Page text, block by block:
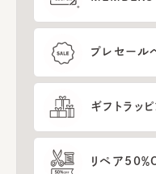
プレセール
ギフトラッ
リペア50％